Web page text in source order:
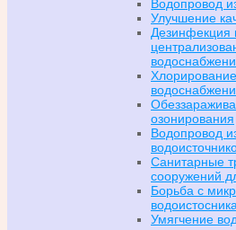
Водопровод
Улучшение
Дезинфекция
озонирования
Водопровод
Санитарные
сооружений
Борьба с
водоистосника
Умягчение